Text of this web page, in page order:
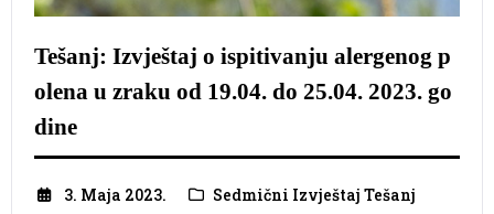
Tešanj: Izvještaj o ispitivanju alergenog p
olena u zraku od 19.04. do 25.04. 2023. go
dine
3. Maja 2023. Sedmični Izvještaj Tešanj